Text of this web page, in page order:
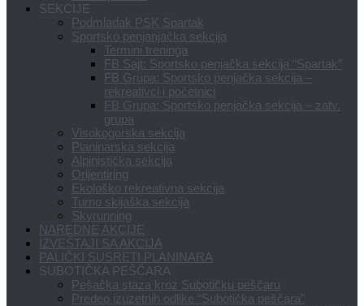
SEKCIJE
Podmladak PSK Spartak
Sportsko penjanjačka sekcija
Termini treninga
FB Sajt: Sportsko penjačka sekcija “Spartak”
FB Grupa: Sportsko penjačka sekcija –
rekreativci i početnici
FB Grupa: Sportsko penjačka sekcija – zatv.
grupa
Visokogorska sekcija
Planinarska sekcija
Alpinistička sekcija
Orijentiring
Ekološko rekreativna sekcija
Turno skijaška sekcija
Skyrunning
NAREDNE AKCIJE
IZVEŠTAJI SA AKCIJA
PALIČKI SUSRETI PLANINARA
SUBOTIČKA PEŠČARA
Pešačka staza kroz Subotičku peščaru
Predeo izuzetnih odlike “Subotička peščara”